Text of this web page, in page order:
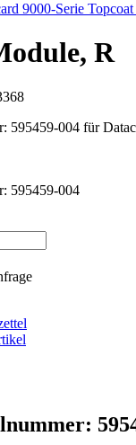
R
595459-004 für
595459-004